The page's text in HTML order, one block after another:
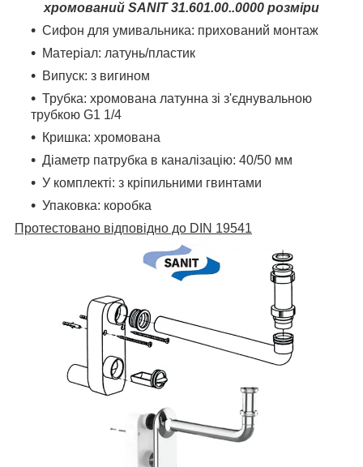
хромований SANIT 31.601.00..0000 розміри
Сифон для умивальника: прихований монтаж
Матеріал: латунь/пластик
Випуск: з вигином
Трубка: хромована латунна зі з'єднувальною
трубкою G1 1/4
Кришка: хромована
Діаметр патрубка в каналізацію: 40/50 мм
У комплекті: з кріпильними гвинтами
Упаковка: коробка
Протестовано відповідно до DIN 19541